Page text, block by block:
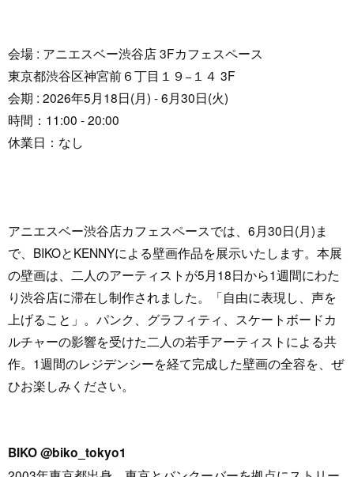
会場 : アニエスベー渋谷店 3Fカフェスペース
東京都渋谷区神宮前６丁目１９−１４ 3F
会期 : 2026年5月18日(月) - 6月30日(火)
時間：11:00 - 20:00
休業日：なし
アニエスベー渋谷店カフェスペースでは、6月30日(月)ま
で、BIKOとKENNYによる壁画作品を展示いたします。本展
の壁画は、二人のアーティストが5月18日から1週間にわた
り渋谷店に滞在し制作されました。「自由に表現し、声を
上げること」。パンク、グラフィティ、スケートボードカ
ルチャーの影響を受けた二人の若手アーティストによる共
作。1週間のレジデンシーを経て完成した壁画の全容を、ぜ
ひお楽しみください。
BIKO @biko_tokyo1